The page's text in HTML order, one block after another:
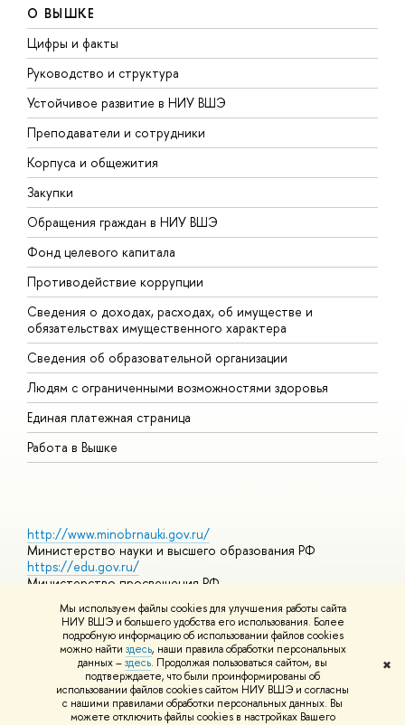
Мы используем файлы cookies для улучшения работы сайта
НИУ ВШЭ и большего удобства его использования. Более
подробную информацию об использовании файлов cookies
можно найти здесь, наши правила обработки персональных
данных –здесь. Продолжая пользоваться сайтом, вы
подтверждаете, что были проинформированы об
использовании файлов cookies сайтом НИУ ВШЭ и согласны
с нашими правилами обработки персональных данных. Вы
можете отключить файлы cookies в настройках Вашего
✖
О ВЫШКЕ
Цифры и факты
Руководство и структура
Устойчивое развитие в НИУ ВШЭ
Преподаватели и сотрудники
Корпуса и общежития
Закупки
Обращения граждан в НИУ ВШЭ
Фонд целевого капитала
Противодействие коррупции
Сведения о доходах, расходах, об имуществе и
обязательствах имущественного характера
Сведения об образовательной организации
Людям с ограниченными возможностями здоровья
Единая платежная страница
Работа в Вышке
http://www.minobrnauki.gov.ru/
Министерство науки и высшего образования РФ
https://edu.gov.ru/
Министерство просвещения РФ
https://elearning.hse.ru/mooc
Массовые открытые онлайн-курсы
© НИУ ВШЭ 1993–2026 Адреса и контактыУсловия
использования материалов Политика конфиденциальности
Шрифты HSE Sans и HSE Slab разработаны вШколе дизайна НИУ